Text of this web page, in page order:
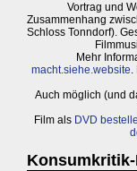
Vortrag und
Zusammenhang
Schloss Tonndorf).
Mehr
macht.siehe.website.
Auch möglich (und
Film als DVD